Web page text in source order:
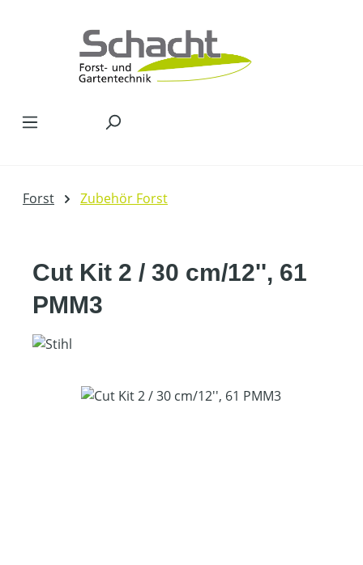
Forst Zubehör Forst
Cut Kit 2 / 30 cm/12'', 61
PMM3
Bildergalerie überspringen